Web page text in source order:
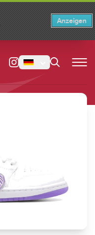
Anzeigen
Switch ×